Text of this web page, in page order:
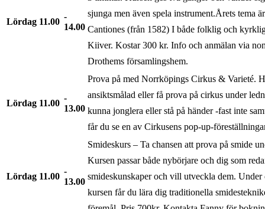
Lördag 11.00
14.00
sjunga men även spela instrument.Årets tema
Cantiones (från 1582) I både folklig och
Kiiver. Kostar 300 kr. Info och anmälan via
Drothems församlingshem.
Lördag 11.00
13.00
Prova på med Norrköpings Cirkus & Varieté.
ansiktsmålad eller få prova på cirkus under
kunna jonglera eller stå på händer -fast inte
får du se en av Cirkusens pop-up-
Lördag 11.00
13.00
Smideskurs – Ta chansen att prova på smide
Kursen passar både nybörjare och dig som
smideskunskaper och vill utveckla dem. Under
kursen får du lära dig traditionella